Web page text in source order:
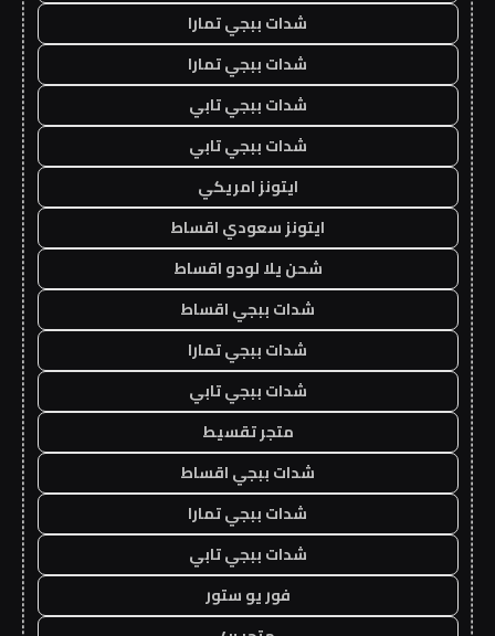
شدات ببجي تمارا
شدات ببجي تمارا
شدات ببجي تابي
شدات ببجي تابي
ايتونز امريكي
ايتونز سعودي اقساط
شحن يلا لودو اقساط
شدات ببجي اقساط
شدات ببجي تمارا
شدات ببجي تابي
متجر تقسيط
شدات ببجي اقساط
شدات ببجي تمارا
شدات ببجي تابي
فور يو ستور